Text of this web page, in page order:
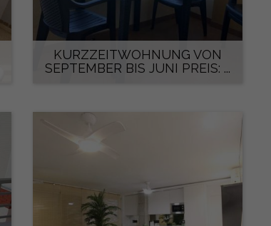
KURZZEITWOHNUNG VON
SEPTEMBER BIS JUNI PREIS: ...